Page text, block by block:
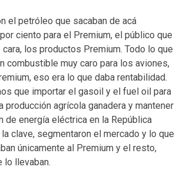
el petróleo que sacaban de acá
ciento para el Premium, el público que
los productos Premium. Todo lo que
combustible muy caro para los aviones,
eso era lo que daba rentabilidad.
que importar el gasoil y el fuel oil para
producción agrícola ganadera y mantener
de energía eléctrica en la República
clave, segmentaron el mercado y lo que
únicamente al Premium y el resto,
lo llevaban.